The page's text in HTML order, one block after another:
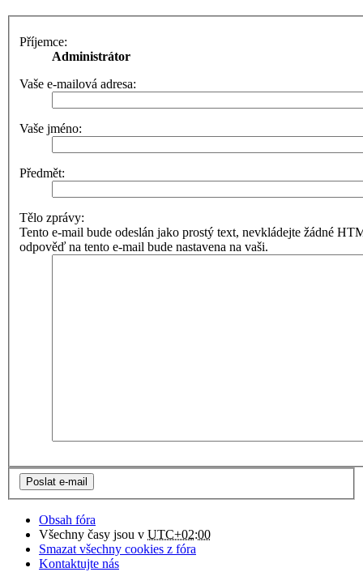
Příjemce:
Administrátor
Vaše e-mailová adresa:
Vaše jméno:
Předmět:
Tělo zprávy:
Tento e-mail bude odeslán jako prostý text, nevkládejte žádné
odpověď na tento e-mail bude nastavena na vaši.
Obsah fóra
Všechny časy jsou v UTC+02:00
Smazat všechny cookies z fóra
Kontaktujte nás